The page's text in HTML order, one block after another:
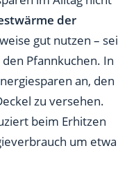
der
gut nutzen – sei
Pfannkuchen. In
an, den
zu versehen.
beim Erhitzen
um etwa